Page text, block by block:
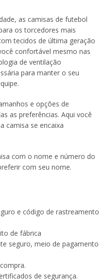
as camisas de futebol
os torcedores mais
tecidos de última geração
confortável mesmo nas
de ventilação
para manter o seu
e opções de
as preferências. Aqui você
camisa se encaixa
com o nome e número do
com seu nome.
e código de rastreamento
de fábrica
seguro, meio de pagamento
de segurança.